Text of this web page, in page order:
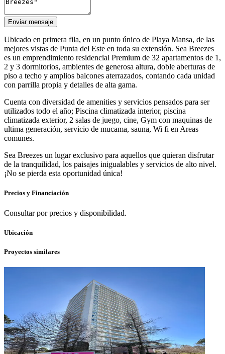
Enviar mensaje
Ubicado en primera fila, en un punto único de Playa Mansa, de las
mejores vistas de Punta del Este en toda su extensión. Sea Breezes
es un emprendimiento residencial Premium de 32 apartamentos de 1,
2 y 3 dormitorios, ambientes de generosa altura, doble aberturas de
piso a techo y amplios balcones aterrazados, contando cada unidad
con parrilla propia y detalles de alta gama.
Cuenta con diversidad de amenities y servicios pensados para ser
utilizados todo el año; Piscina climatizada interior, piscina
climatizada exterior, 2 salas de juego, cine, Gym con maquinas de
ultima generación, servicio de mucama, sauna, Wi fi en Areas
comunes.
Sea Breezes un lugar exclusivo para aquellos que quieran disfrutar
de la tranquilidad, los paisajes inigualables y servicios de alto nivel.
¡No se pierda esta oportunidad única!
Precios y Financiación
Consultar por precios y disponibilidad.
Ubicación
Proyectos similares